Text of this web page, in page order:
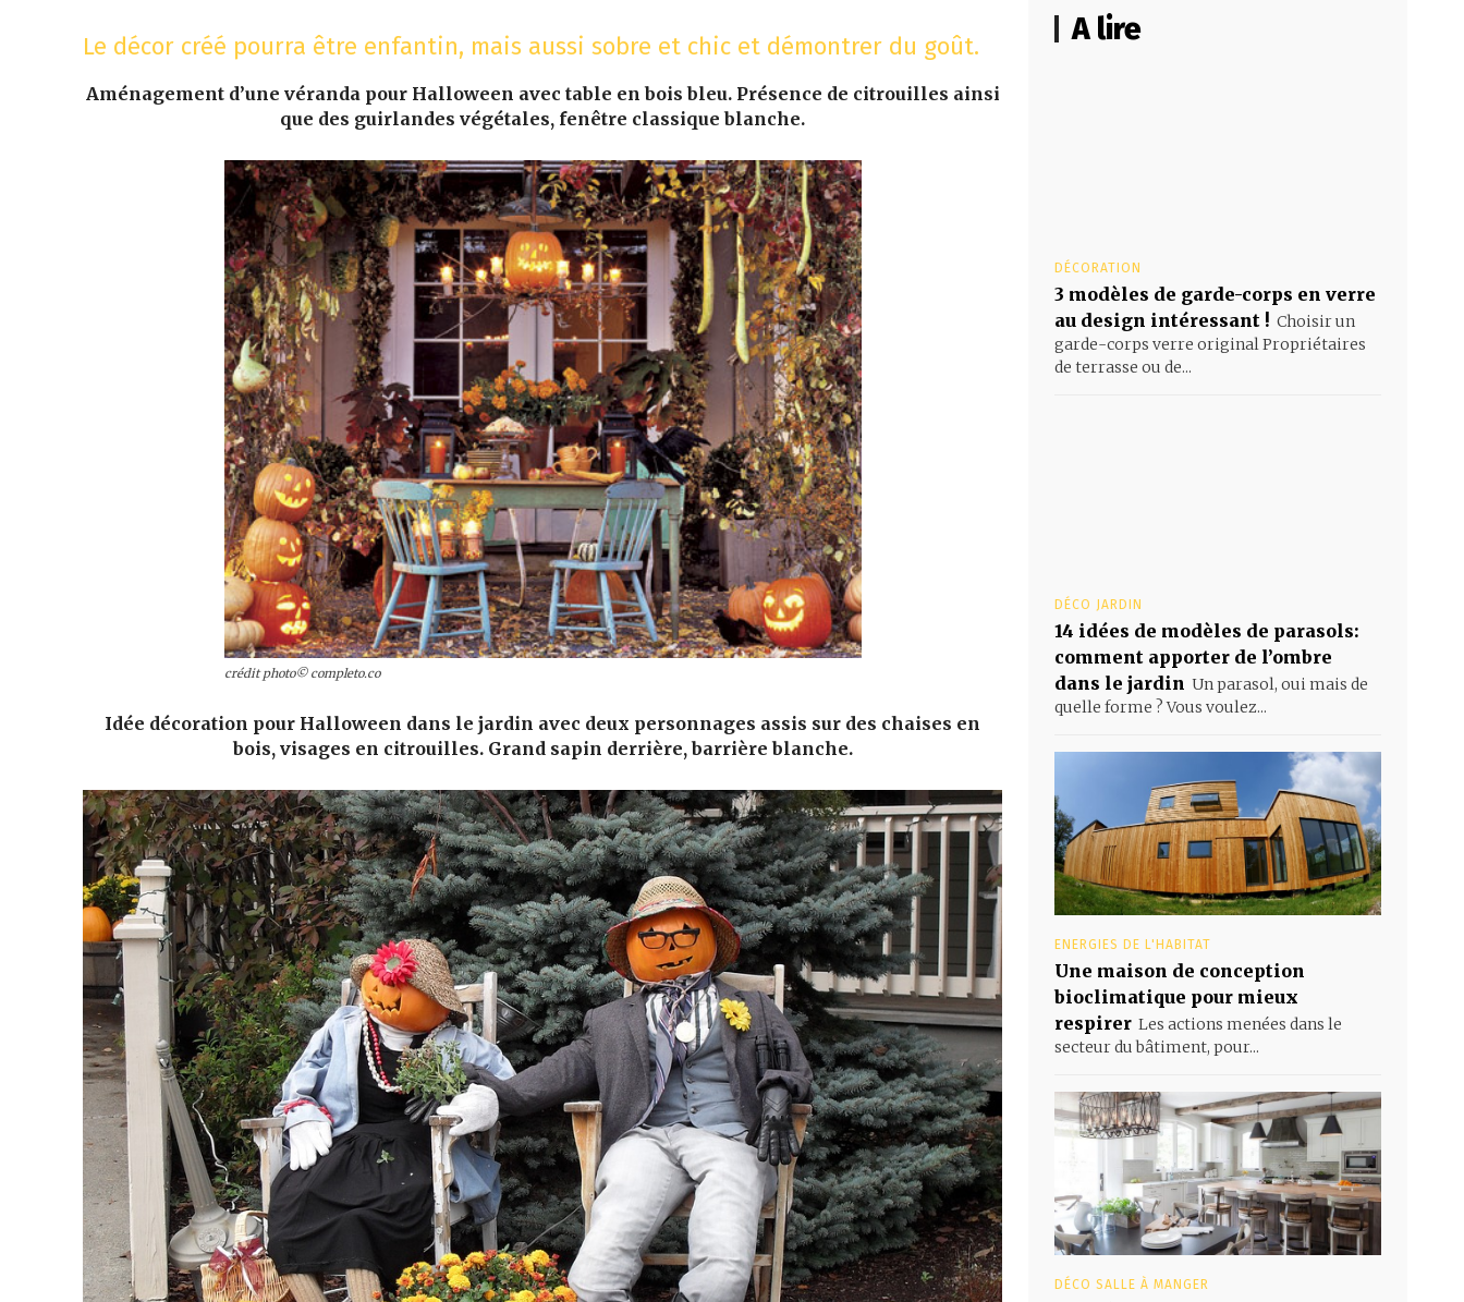
Le décor créé pourra être enfantin, mais aussi sobre et chic et démontrer du goût.
Aménagement d’une véranda pour Halloween avec table en bois bleu. Présence de citrouilles ainsi
que des guirlandes végétales, fenêtre classique blanche.
crédit photo© completo.co
Idée décoration pour Halloween dans le jardin avec deux personnages assis sur des chaises en
bois, visages en citrouilles. Grand sapin derrière, barrière blanche.
A lire
DÉCORATION
3 modèles de garde-corps en verre
au design intéressant ! Choisir un
garde-corps verre original Propriétaires
de terrasse ou de...
DÉCO JARDIN
14 idées de modèles de parasols:
comment apporter de l’ombre
dans le jardin Un parasol, oui mais de
quelle forme ? Vous voulez...
ENERGIES DE L'HABITAT
Une maison de conception
bioclimatique pour mieux
respirer Les actions menées dans le
secteur du bâtiment, pour...
DÉCO SALLE À MANGER